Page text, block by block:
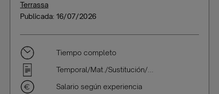
Terrassa
Publicada: 16/07/2026
Tiempo completo
Temporal/Mat./Sustitución/...
Salario según experiencia